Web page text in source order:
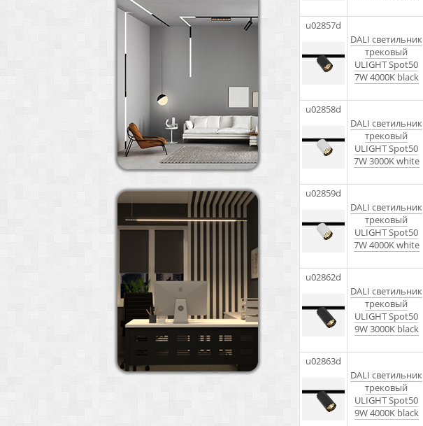
u02857d
DALI cветильник
трековый
ULIGHT Spot50
7W 4000K black
u02858d
DALI cветильник
трековый
ULIGHT Spot50
7W 3000K white
u02859d
DALI cветильник
трековый
ULIGHT Spot50
7W 4000K white
u02862d
DALI cветильник
трековый
ULIGHT Spot50
9W 3000K black
u02863d
DALI cветильник
трековый
ULIGHT Spot50
9W 4000K black